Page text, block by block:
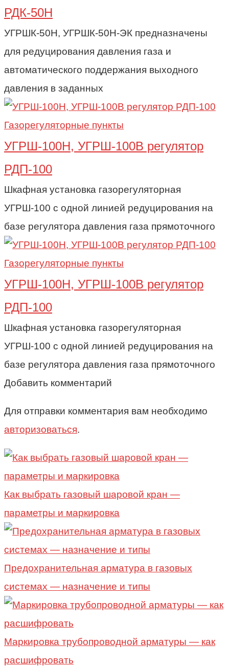
РДК-50Н
УГРШК-50Н, УГРШК-50Н-ЭК предназначены
для редуцирования давления газа и
автоматического поддержания выходного
давления в заданных
Газорегуляторные пункты
УГРШ-100Н, УГРШ-100В регулятор
РДП-100
Шкафная установка газорегуляторная
УГРШ-100 с одной линией редуцирования на
базе регулятора давления газа прямоточного
Газорегуляторные пункты
УГРШ-100Н, УГРШ-100В регулятор
РДП-100
Шкафная установка газорегуляторная
УГРШ-100 с одной линией редуцирования на
базе регулятора давления газа прямоточного
Добавить комментарий
Для отправки комментария вам необходимо
авторизоваться.
Как выбрать газовый шаровой кран —
параметры и маркировка
Предохранительная арматура в газовых
системах — назначение и типы
Маркировка трубопроводной арматуры — как
расшифровать